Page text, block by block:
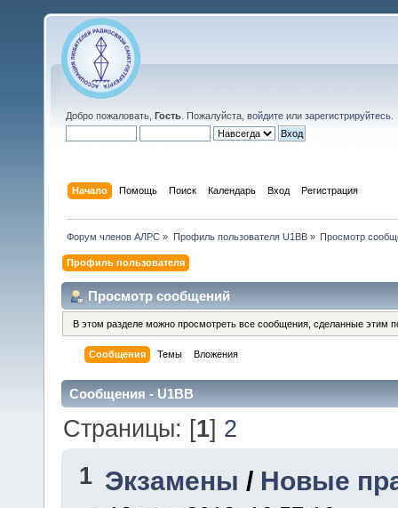
Добро пожаловать, Гость . Пожалуйста, войдите или зарегистрируйтесь
Начало Помощь Поиск Календарь Вход Регистрация
Форум членов АЛРС » Профиль пользователя U1BB» Просмотр
Профиль пользователя
Просмотр сообщений
В этом разделе можно просмотреть все сообщения, сделанные этим
Сообщения Темы Вложения
Сообщения - U1BB
Страницы: [1] 2
1 Экзамены / Новые